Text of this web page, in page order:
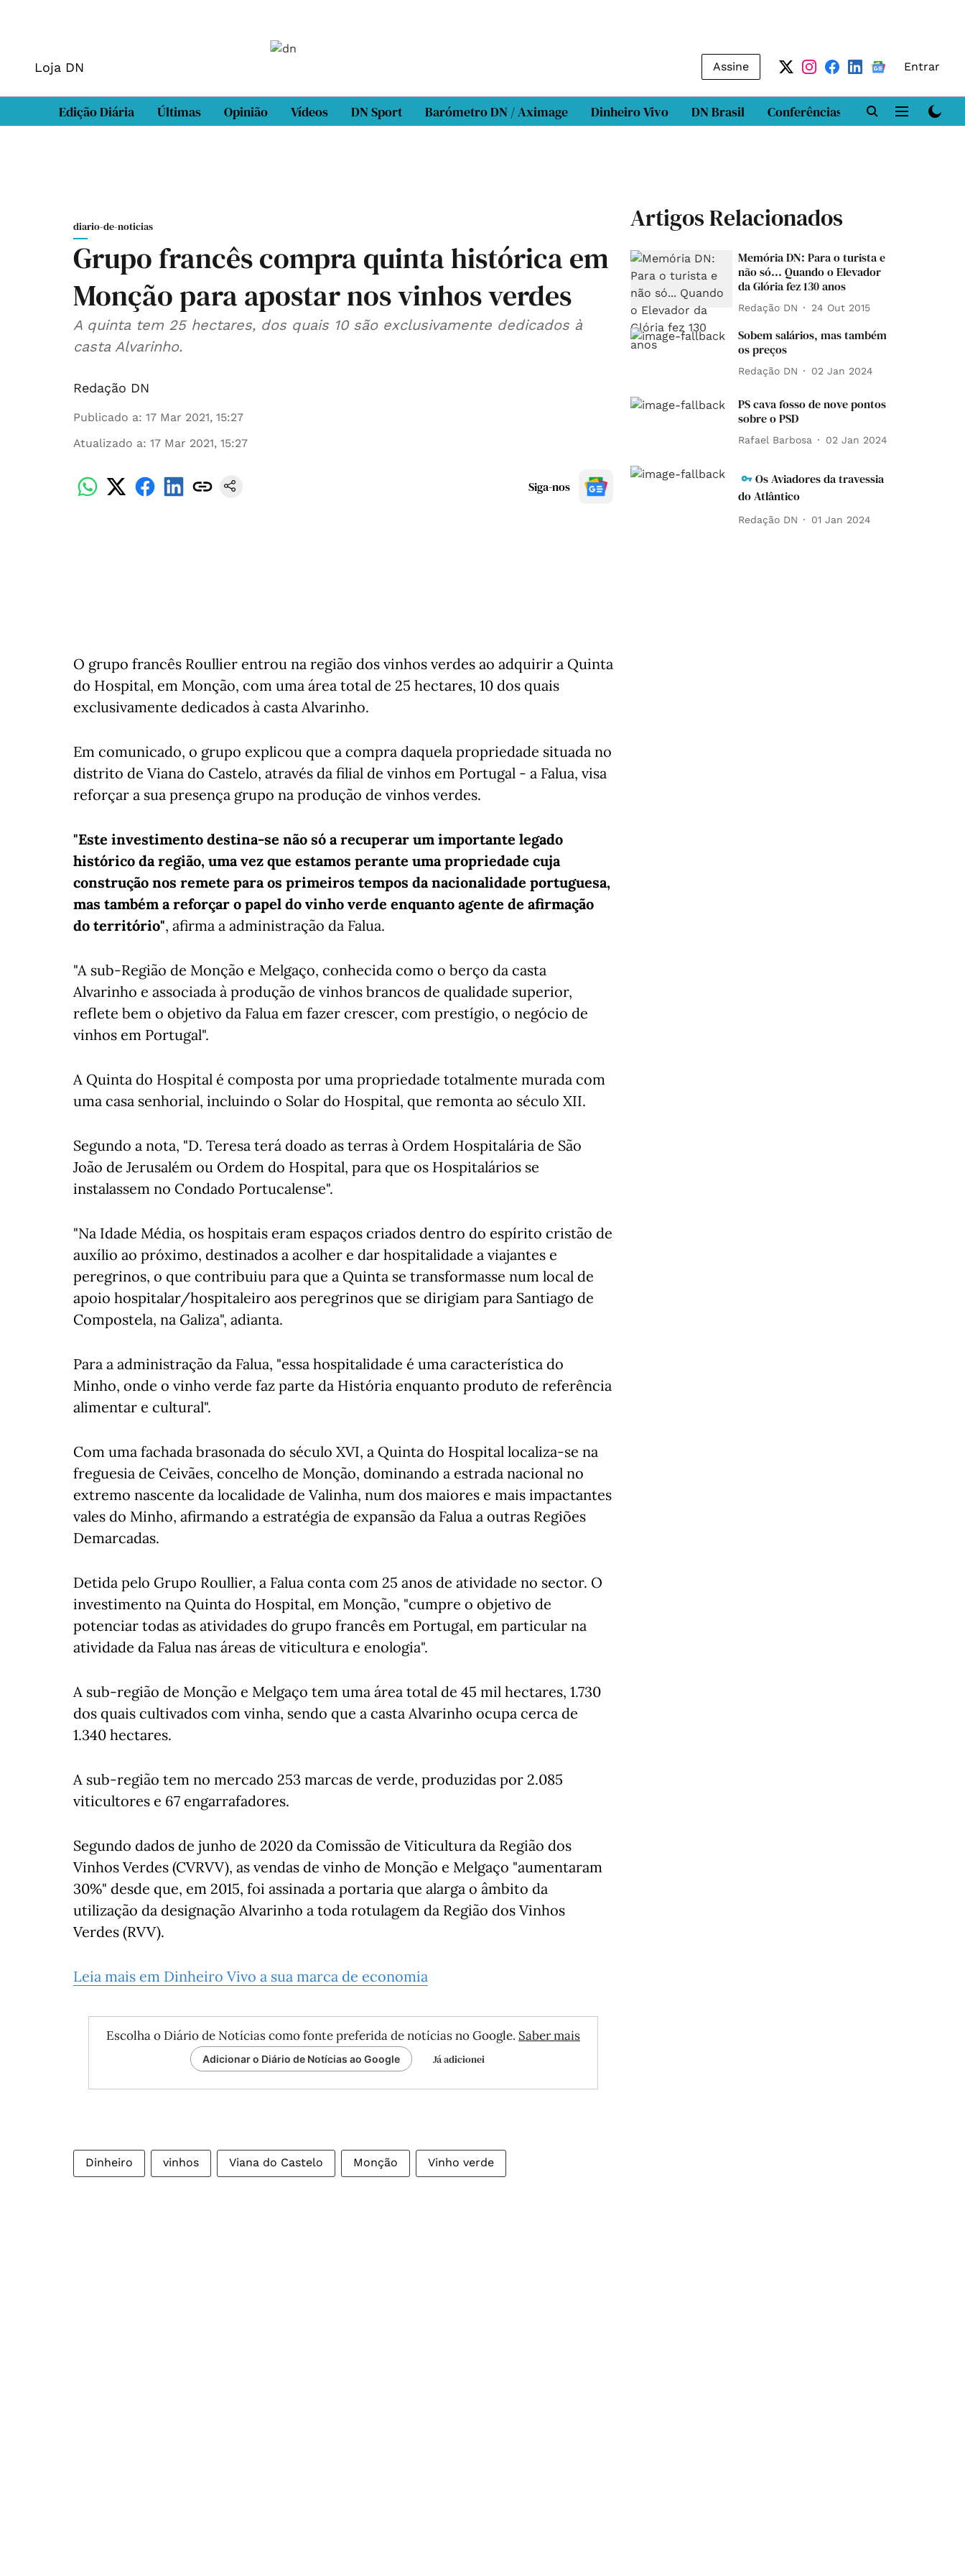
Loja DN Assine Entrar
Edição Diária Últimas Opinião Vídeos DN Sport Barómetro DN / Aximage Dinheiro Vivo DN Brasil Conferências DN LAB
diario-de-noticias
Grupo francês compra quinta histórica em
Monção para apostar nos vinhos verdes
A quinta tem 25 hectares, dos quais 10 são exclusivamente dedicados à
casta Alvarinho.
Redação DN
Publicado a: 17 Mar 2021, 15:27
Atualizado a: 17 Mar 2021, 15:27
Siga-nos
O grupo francês Roullier entrou na região dos vinhos verdes ao adquirir a Quinta
do Hospital, em Monção, com uma área total de 25 hectares, 10 dos quais
exclusivamente dedicados à casta Alvarinho.
Em comunicado, o grupo explicou que a compra daquela propriedade situada no
distrito de Viana do Castelo, através da filial de vinhos em Portugal - a Falua, visa
reforçar a sua presença grupo na produção de vinhos verdes.
"Este investimento destina-se não só a recuperar um importante legado
histórico da região, uma vez que estamos perante uma propriedade cuja
construção nos remete para os primeiros tempos da nacionalidade portuguesa,
mas também a reforçar o papel do vinho verde enquanto agente de afirmação
do território", afirma a administração da Falua.
"A sub-Região de Monção e Melgaço, conhecida como o berço da casta
Alvarinho e associada à produção de vinhos brancos de qualidade superior,
reflete bem o objetivo da Falua em fazer crescer, com prestígio, o negócio de
vinhos em Portugal".
A Quinta do Hospital é composta por uma propriedade totalmente murada com
uma casa senhorial, incluindo o Solar do Hospital, que remonta ao século XII.
Segundo a nota, "D. Teresa terá doado as terras à Ordem Hospitalária de São
João de Jerusalém ou Ordem do Hospital, para que os Hospitalários se
instalassem no Condado Portucalense".
"Na Idade Média, os hospitais eram espaços criados dentro do espírito cristão de
auxílio ao próximo, destinados a acolher e dar hospitalidade a viajantes e
peregrinos, o que contribuiu para que a Quinta se transformasse num local de
apoio hospitalar/hospitaleiro aos peregrinos que se dirigiam para Santiago de
Compostela, na Galiza", adianta.
Para a administração da Falua, "essa hospitalidade é uma característica do
Minho, onde o vinho verde faz parte da História enquanto produto de referência
alimentar e cultural".
Com uma fachada brasonada do século XVI, a Quinta do Hospital localiza-se na
freguesia de Ceivães, concelho de Monção, dominando a estrada nacional no
extremo nascente da localidade de Valinha, num dos maiores e mais impactantes
vales do Minho, afirmando a estratégia de expansão da Falua a outras Regiões
Demarcadas.
Detida pelo Grupo Roullier, a Falua conta com 25 anos de atividade no sector. O
investimento na Quinta do Hospital, em Monção, "cumpre o objetivo de
potenciar todas as atividades do grupo francês em Portugal, em particular na
atividade da Falua nas áreas de viticultura e enologia".
A sub-região de Monção e Melgaço tem uma área total de 45 mil hectares, 1.730
dos quais cultivados com vinha, sendo que a casta Alvarinho ocupa cerca de
1.340 hectares.
A sub-região tem no mercado 253 marcas de verde, produzidas por 2.085
viticultores e 67 engarrafadores.
Segundo dados de junho de 2020 da Comissão de Viticultura da Região dos
Vinhos Verdes (CVRVV), as vendas de vinho de Monção e Melgaço "aumentaram
30%" desde que, em 2015, foi assinada a portaria que alarga o âmbito da
utilização da designação Alvarinho a toda rotulagem da Região dos Vinhos
Verdes (RVV).
Leia mais em Dinheiro Vivo a sua marca de economia
Escolha o Diário de Notícias como fonte preferida de notícias no Google. Saber mais
Adicionar o Diário de Notícias ao Google Já adicionei
Dinheiro vinhos Viana do Castelo Monção Vinho verde
Artigos Relacionados
Memória DN: Para o turista e
não só... Quando o Elevador
da Glória fez 130 anos
Redação DN 24 Out 2015
Sobem salários, mas também
os preços
Redação DN 02 Jan 2024
PS cava fosso de nove pontos
sobre o PSD
Rafael Barbosa 02 Jan 2024
Os Aviadores da travessia
do Atlântico
Redação DN 01 Jan 2024